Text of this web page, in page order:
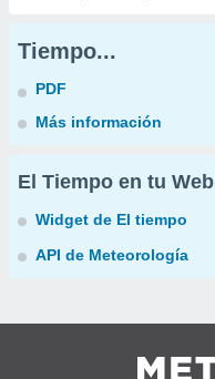
Tiempo...
PDF
Más información
El Tiempo en tu Web
Widget de El tiempo
API de Meteorología